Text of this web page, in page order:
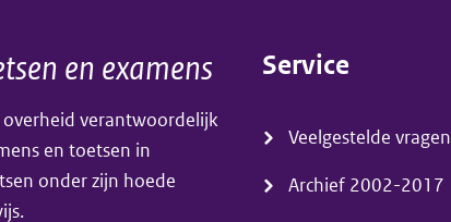
en examens
overheid verantwoordelijk
en toetsen in
onder zijn hoede
Service
Veelgestelde vragen
Archief 2002-2017